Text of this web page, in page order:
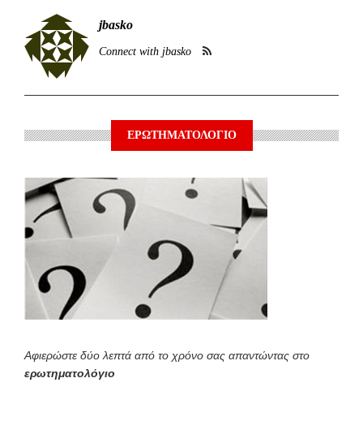
jbasko
Connect with jbasko
ΕΡΩΤΗΜΑΤΟΛΟΓΙΟ
Αφιερώστε δύο λεπτά από το χρόνο σας απαντώντας στο
ερωτηματολόγιο